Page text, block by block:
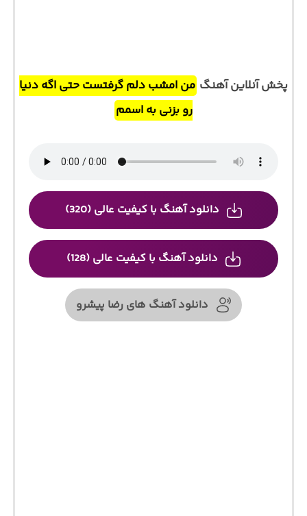
پخش آنلاین آهنگ من امشب دلم گرفتست حتی اگه دنیا
رو بزنی به اسمم
دانلود آهنگ با کیفیت عالی (320)
دانلود آهنگ با کیفیت عالی (128)
دانلود آهنگ های رضا پیشرو